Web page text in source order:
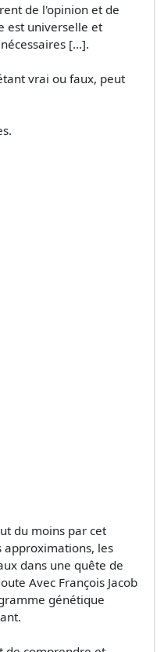
de l'opinion et de
est universelle et
[...].
vrai ou faux, peut
du moins par cet
approximations, les
dans une quête de
Avec François Jacob
génétique